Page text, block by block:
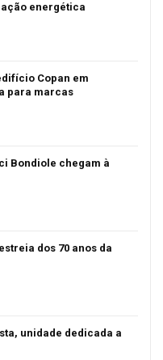
energética
Copan em
para marcas
Bondiole chegam à
dos 70 anos da
unidade dedicada a